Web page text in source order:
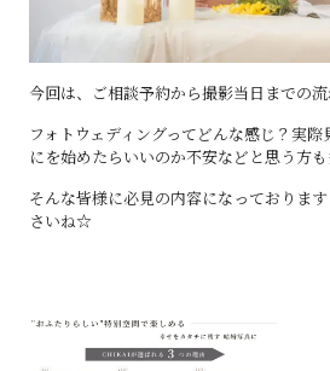
今回は、ご相談予約から撮影当日までの
フォトウェディングってどんな感じ？実
にを始めたらいいのか不安などと思う方も
そんな皆様に必見の内容になっておりま
さいね☆